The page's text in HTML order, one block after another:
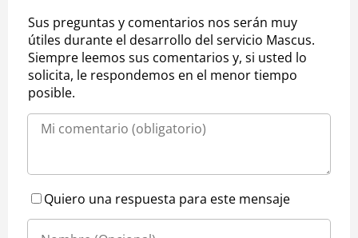
Sus preguntas y comentarios nos serán muy
útiles durante el desarrollo del servicio Mascus.
Siempre leemos sus comentarios y, si usted lo
solicita, le respondemos en el menor tiempo
posible.
Quiero una respuesta para este mensaje